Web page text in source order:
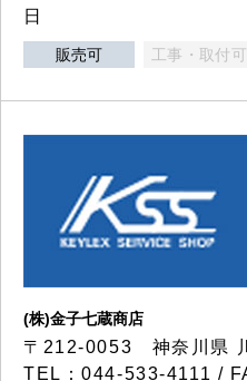
日
販売可 工事・取付可
(株)金子七蔵商店
〒212-0053 神奈川県
TEL：044-533-4111 /